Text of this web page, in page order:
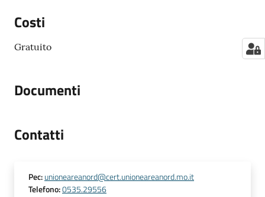
Costi
Gratuito
Documenti
Contatti
Pec:unioneareanord@cert.unioneareanord.mo.it
Telefono:0535.29556